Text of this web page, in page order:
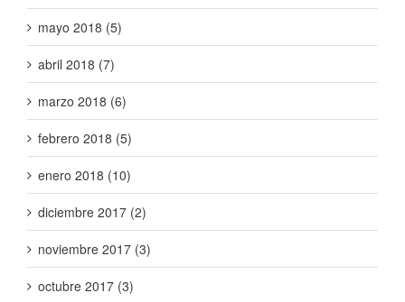
mayo 2018 (5)
abril 2018 (7)
marzo 2018 (6)
febrero 2018 (5)
enero 2018 (10)
diciembre 2017 (2)
noviembre 2017 (3)
octubre 2017 (3)